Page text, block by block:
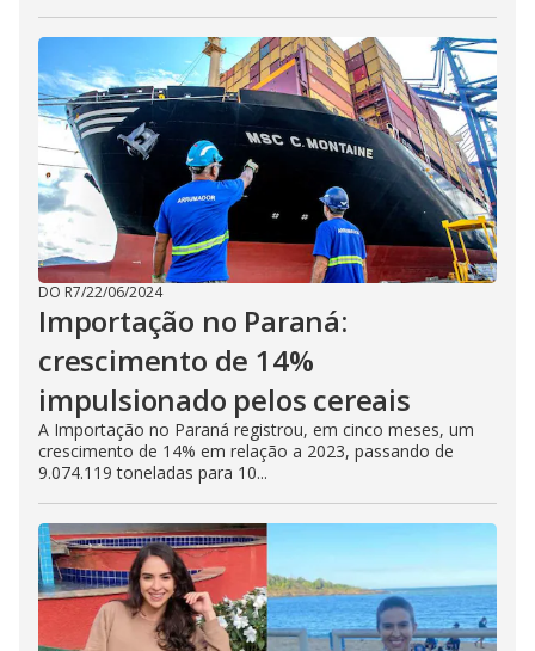
DO R7/22/06/2024
Importação no Paraná:
crescimento de 14%
impulsionado pelos cereais
A Importação no Paraná registrou, em cinco meses, um
crescimento de 14% em relação a 2023, passando de
9.074.119 toneladas para 10...